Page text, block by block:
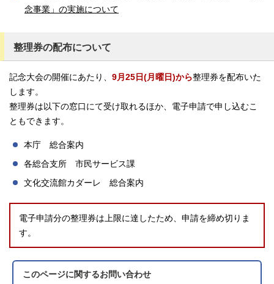
念事業」の実施について
整理券の配布について
記念大会の開催にあたり、 9月25日(月曜日)から整理券を配布いた
します。
整理券は以下の窓口にて受け取れるほか、電子申請で申し込むこ
ともできます。
本庁 総合案内
各総合支所 市民サービス課
文化交流館カダーレ 総合案内
電子申請分の整理券は上限に達したため、申請を締め切りま
す。
このページに関するお問い合わせ